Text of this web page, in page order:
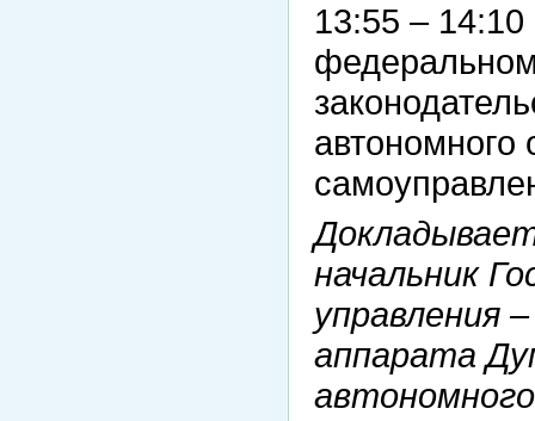
13:55 –
начальник
управления
аппарата